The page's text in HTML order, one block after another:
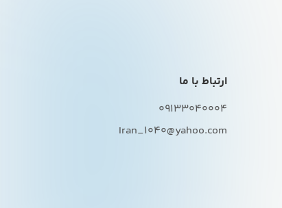
ارتباط با ما
09133040004
Iran_1040@yahoo.com